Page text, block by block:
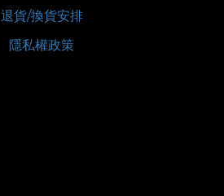
退貨/換貨安排
隱私權政策